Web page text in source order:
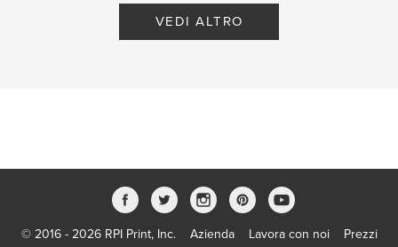
VEDI ALTRO
© 2016 - 2026 RPI Print, Inc. Azienda Lavora con noi Prezzi